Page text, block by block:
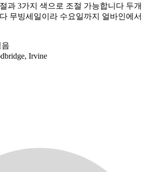
과 3가지 색으로 조절 가능합니다 두개
무빙세일이라 수요일까지 얼바인에서
Irvine